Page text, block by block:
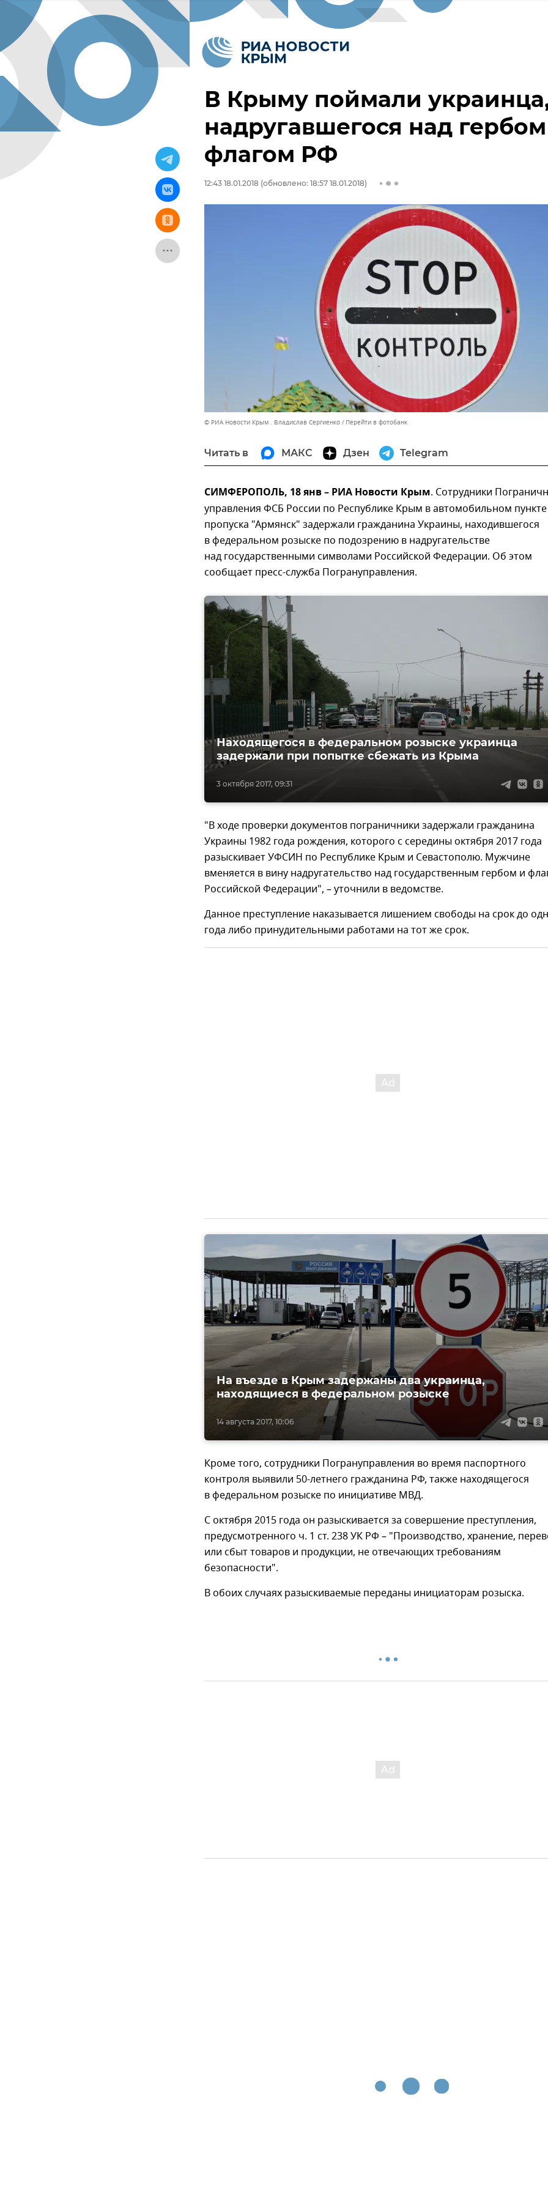
В Крыму поймали
надругавшегося над
флагом РФ
12:43 18.01.2018 (обновлено: 18:57 18.01.2018)
© РИА Новости Крым . Владислав Сергиенко Перейти в фотобанк
Читать в МАКС Дзен Telegram
СИМФЕРОПОЛЬ, 18 янв – РИА Новости Крым. Сотрудники
управления ФСБ России по Республике Крым в автомобильном пункте
пропуска "Армянск" задержали гражданина Украины, находившегося
в федеральном розыске по подозрению в надругательстве
над государственными символами Российской Федерации. Об этом
сообщает пресс-служба Погрануправления.
3 октября 2017, 09:31
Находящегося в федеральном розыске украинца
задержали при попытке сбежать из Крыма
"В ходе проверки документов пограничники задержали гражданина
Украины 1982 года рождения, которого с середины октября 2017 года
разыскивает УФСИН по Республике Крым и Севастополю. Мужчине
вменяется в вину надругательство над государственным гербом и
Российской Федерации", – уточнили в ведомстве.
Данное преступление наказывается лишением свободы на срок до
года либо принудительными работами на тот же срок.
14 августа 2017, 10:06
На въезде в Крым задержаны два украинца,
находящиеся в федеральном розыске
Кроме того, сотрудники Погрануправления во время паспортного
контроля выявили 50-летнего гражданина РФ, также находящегося
в федеральном розыске по инициативе МВД.
С октября 2015 года он разыскивается за совершение преступления,
предусмотренного ч. 1 ст. 238 УК РФ – "Производство, хранение,
или сбыт товаров и продукции, не отвечающих требованиям
безопасности".
В обоих случаях разыскиваемые переданы инициаторам розыска.